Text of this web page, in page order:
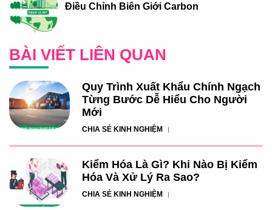
Điều Chỉnh Biên Giới Carbon
BÀI VIẾT LIÊN QUAN
Quy Trình Xuất Khẩu Chính Ngạch
Từng Bước Dễ Hiểu Cho Người
Mới
CHIA SẺ KINH NGHIỆM
Kiểm Hóa Là Gì? Khi Nào Bị Kiểm
Hóa Và Xử Lý Ra Sao?
CHIA SẺ KINH NGHIỆM